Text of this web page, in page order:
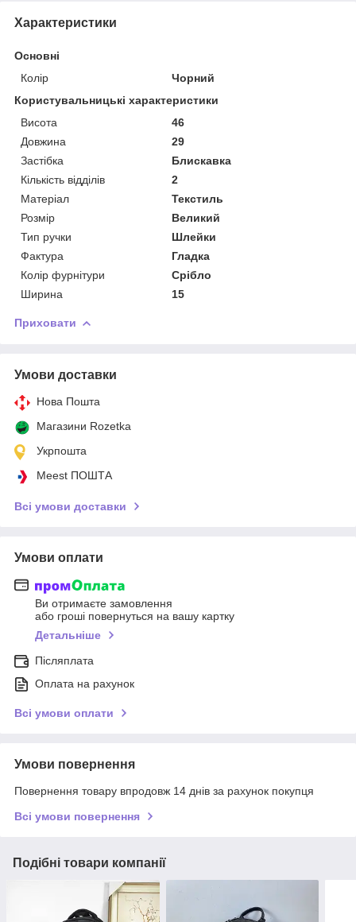
Характеристики
Основні
Колір
Чорний
Користувальницькі характеристики
Висота
46
Довжина
29
Застібка
Блискавка
Кількість відділів
2
Матеріал
Текстиль
Розмір
Великий
Тип ручки
Шлейки
Фактура
Гладка
Колір фурнітури
Срібло
Ширина
15
Приховати
Умови доставки
Нова Пошта
Магазини Rozetka
Укрпошта
Meest ПОШТА
Всі умови доставки
Умови оплати
Ви отримаєте замовлення
або гроші повернуться на вашу картку
Детальніше
Післяплата
Оплата на рахунок
Всі умови оплати
Умови повернення
Повернення товару впродовж 14 днів за рахунок покупця
Всі умови повернення
Подібні товари компанії